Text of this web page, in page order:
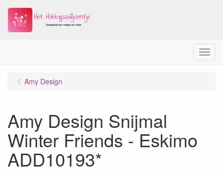
Menu
Amy Design
Amy Design Snijmal
Winter Friends - Eskimo
ADD10193*